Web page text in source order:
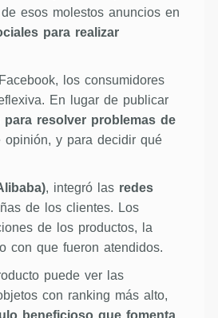
esos molestos anuncios en
para realizar
los consumidores
En lugar de publicar
resolver problemas de
y para decidir qué
, integró lasredes
de los clientes. Los
de los productos, la
con que fueron atendidos.
puede ver las
con ranking más alto,
beneficioso que fomenta